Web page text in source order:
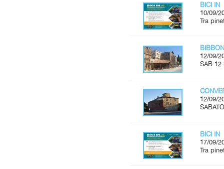
BICI IN
10/09/
Tra
12/09/
SAB 12
12/09/
BICI IN
17/09/
Tra